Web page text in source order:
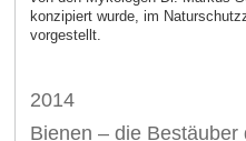
konzipiert wurde, im
vorgestellt.
2014
Bienen – die